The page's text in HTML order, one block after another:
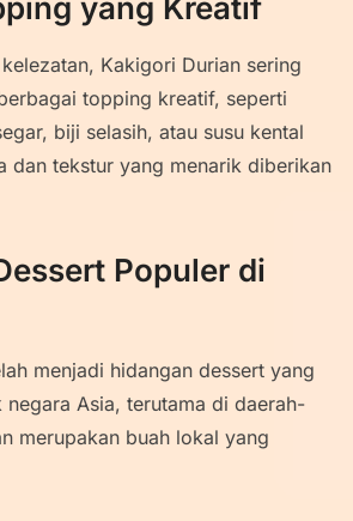
yang Kreatif
Kakigori Durian sering
topping kreatif, seperti
biji selasih, atau susu kental
dan tekstur yang menarik diberikan
Populer di
menjadi hidangan dessert yang
Asia, terutama di daerah-
merupakan buah lokal yang